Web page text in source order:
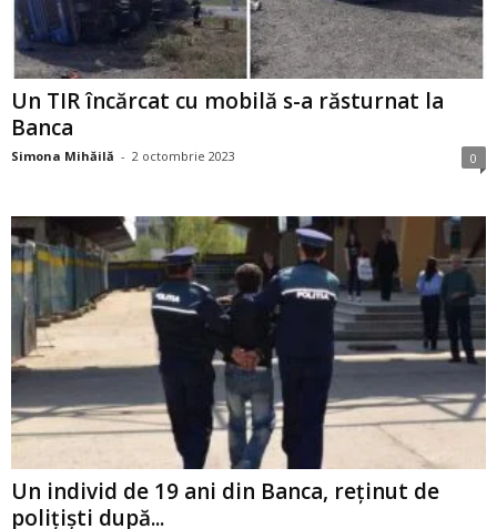
Un TIR încărcat cu mobilă s-a răsturnat la
Banca
Simona Mihăilă - 2 octombrie 2023 0
Un individ de 19 ani din Banca, reținut de
polițiști după...